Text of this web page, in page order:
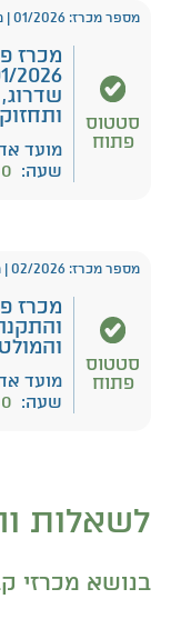
מספר מכרז: 01/2026 | מועד פרסום: 15.6.2026
סטטוס
פתוח
מכרז
מועד
שעה:
מספר מכרז: 02/2026 | מועד פרסום: 2.7.2026
סטטוס
פתוח
מועד
שעה:
לשאלות
בנושא מכרזי